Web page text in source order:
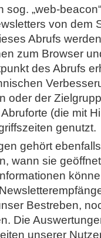
„web-
von dem
Abrufs
zum Browser
des Abrufs
oder der
(die mit
genutzt.
gehört
wann sie
Bestreben,
Die
unserer